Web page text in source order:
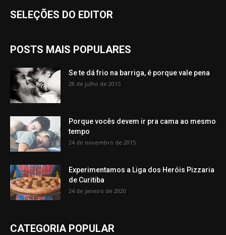
SELEÇÕES DO EDITOR
POSTS MAIS POPULARES
Se te dá frio na barriga, é porque vale pena
28 de julho de 2015
Porque vocês devem ir pra cama ao mesmo
tempo
24 de novembro de 2015
Experimentamos a Liga dos Heróis Pizzaria
de Curitiba
24 de janeiro de 2020
CATEGORIA POPULAR